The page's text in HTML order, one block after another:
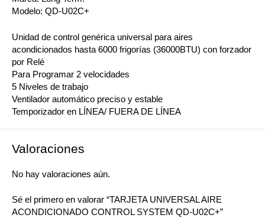
Modelo: QD-U02C+
Unidad de control genérica universal para aires
acondicionados hasta 6000 frigorías (36000BTU) con forzador
por Relé
Para Programar 2 velocidades
5 Niveles de trabajo
Ventilador automático preciso y estable
Temporizador en LÍNEA/ FUERA DE LÍNEA
Valoraciones
No hay valoraciones aún.
Sé el primero en valorar “TARJETA UNIVERSAL AIRE
ACONDICIONADO CONTROL SYSTEM QD-U02C+”